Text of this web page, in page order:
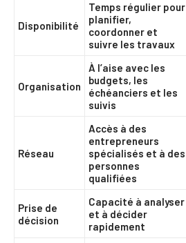
Disponibilité
Temps régulier pour
planifier,
coordonner et
suivre les travaux
Organisation
À l’aise avec les
budgets, les
échéanciers et les
suivis
Réseau
Accès à des
entrepreneurs
spécialisés et à des
personnes
qualifiées
Prise de
décision
Capacité à analyser
et à décider
rapidement